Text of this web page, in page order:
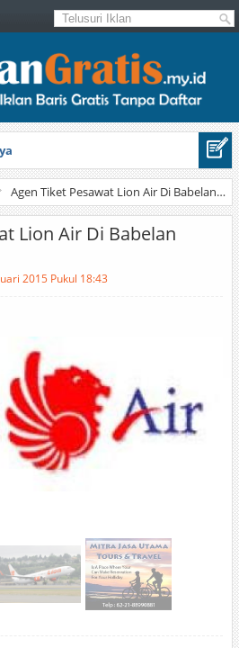
2012 Putih
Agen Tiket Pesawat Lion Air Di Babelan Bekasi Utara
Lion Air Di Babelan
2015 Pukul 18:43